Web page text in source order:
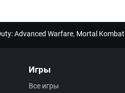
Advanced Warfare, Mortal
Игры
Все игры